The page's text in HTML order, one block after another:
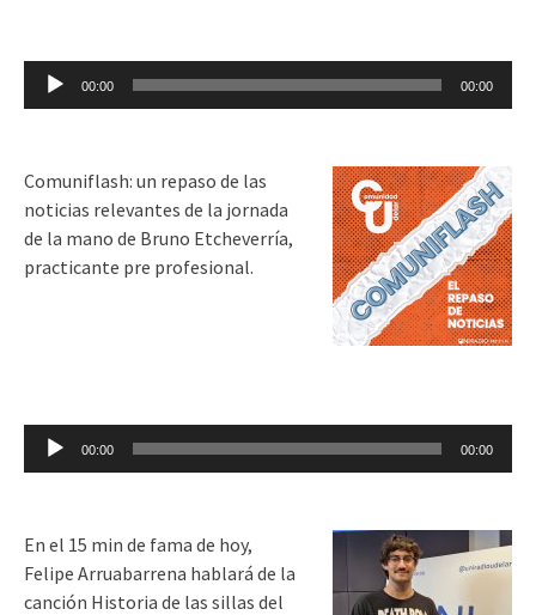
Reproductor
00:00 00:00
Comuniflash: un repaso de las
noticias relevantes de la jornada
de la mano de Bruno Etcheverría,
practicante pre profesional.
Reproductor
00:00 00:00
En el 15 min de fama de hoy,
Felipe Arruabarrena hablará de la
canción Historia de las sillas del